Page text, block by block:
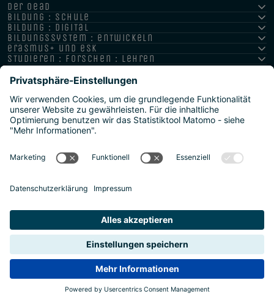
der oead
bildung : schule
bildung : digital
bildungssystem : entwickeln
erasmus+ und esk
studieren : forschen : lehren
hochschule : strategie : international
2026 | Agentur für Bildung und Internationalisierung
Datenschutz
Sitemap